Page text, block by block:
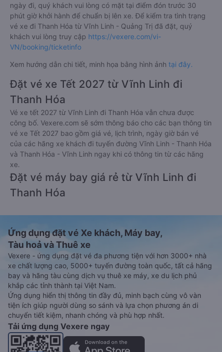
ngày đi, quý khách vui lòng có mặt tại điểm đón trước 30
phút giờ khởi hành để chuẩn bị lên xe. Để kiểm tra tình trạng
vé xe đi Thanh Hóa từ Vĩnh Linh - Quảng Trị đã đặt, quý
khách vui lòng truy cập https://vexere.com/vi-
VN/booking/ticketinfo
Xem hướng dẫn chi tiết, minh họa bằng hình ảnh tại đây.
Đặt vé xe Tết 2027 từ Vĩnh Linh đi
Thanh Hóa
Vé xe tết 2027 từ Vĩnh Linh đi Thanh Hóa vẫn chưa được
công bố. Vexere.com sẽ sớm thông báo cho các bạn thông tin
vé xe Tết 2027 bao gồm giá vé, lịch trình, ngày giờ bán vé
của các hãng xe khách đi tuyến đường Vĩnh Linh - Thanh Hóa
và Thanh Hóa - Vĩnh Linh ngay khi có thông tin từ các hãng
xe.
Đặt vé máy bay giá rẻ từ Vĩnh Linh đi
Thanh Hóa
Ứng dụng đặt vé Xe khách, Máy bay,
Tàu hoả và Thuê xe
Vexere - ứng dụng đặt vé đa phương tiện với hơn 3000+ nhà
xe chất lượng cao, 5000+ tuyến đường toàn quốc, tất cả hãng
bay và hãng tàu cùng dịch vụ thuê xe máy, xe du lịch phủ
khắp các tỉnh thành tại Việt Nam.
Ứng dụng hiển thị thông tin đầy đủ, minh bạch cùng vô vàn
tiện ích giúp người dùng so sánh và lựa chọn phương án di
chuyển tiết kiệm, nhanh chóng và phù hợp nhất.
Tải ứng dụng Vexere ngay